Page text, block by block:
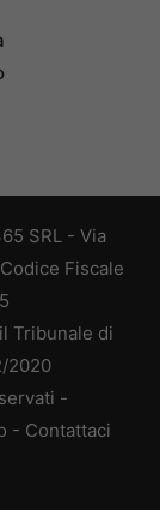
SRL - Via
Fiscale
Tribunale di
2020
-
- Contattaci